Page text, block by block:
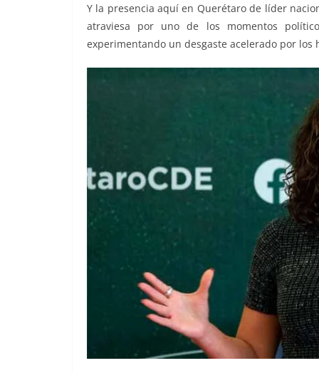
Y la presencia aquí en Querétaro de líder
atraviesa por uno de los momentos
experimentando un desgaste acelerado por los